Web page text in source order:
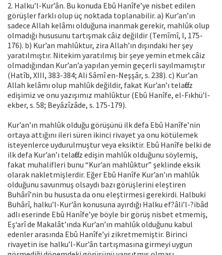
2. Halku’l-Kur’ân. Bu konuda Ebû Hanîfe’ye nisbet edilen
görüşler farklı olup üç noktada toplanabilir. a) Kur’an’ın
sadece Allah kelâmı olduğuna inanmak gerekir, mahlûk olup
olmadığı hususunu tartışmak câiz değildir (Temîmî, I, 175-
176). b) Kur’an mahlûktur, zira Allah’ın dışındaki her şey
yaratılmıştır. Nitekim yaratılmış bir şeye yemin etmek câiz
olmadığından Kur’an’a yapılan yemin geçerli sayılmamıştır
(Hatîb, XIII, 383-384; Ali Sâmî en-Neşşâr, s. 238). c) Kur’an
Allah kelâmı olup mahlûk değildir, fakat Kur’an’ı telaffuz
edişimiz ve onu yazışımız mahlûktur (Ebû Hanîfe, el-Fıkhü’l-
ekber, s. 58; Beyâzîzâde, s. 175-179).
Kur’an’ın mahlûk olduğu görüşünü ilk defa Ebû Hanîfe’nin
ortaya attığını ileri süren ikinci rivayet ya onu kötülemek
isteyenlerce uydurulmuştur veya eksiktir. Ebû Hanîfe belki de
ilk defa Kur’an’ı telaffuz edişin mahlûk olduğunu söylemiş,
fakat muhalifleri bunu “Kur’an mahlûktur” şeklinde eksik
olarak nakletmişlerdir. Eğer Ebû Hanîfe Kur’an’ın mahlûk
olduğunu savunmuş olsaydı bazı görüşlerini eleştiren
Buhârî’nin bu hususta da onu eleştirmesi gerekirdi. Halbuki
Buhârî, halku’l-Kur’ân konusuna ayırdığı Halku ef?âli’l-?ibâd
adlı eserinde Ebû Hanîfe’ye böyle bir görüş nisbet etmemiş,
Eş‘arî de Makalât’ında Kur’an’ın mahlûk olduğunu kabul
edenler arasında Ebû Hanîfe’yi zikretmemiştir. Birinci
rivayetin ise halku’l-Kur’ân tartışmasına girmeyi uygun